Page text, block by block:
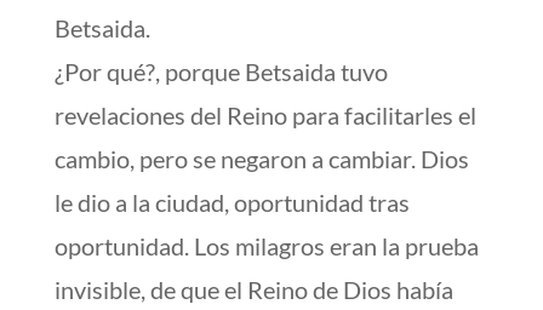
Betsaida.
¿Por qué?, porque Betsaida tuvo
revelaciones del Reino para facilitarles el
cambio, pero se negaron a cambiar. Dios
le dio a la ciudad, oportunidad tras
oportunidad. Los milagros eran la prueba
invisible, de que el Reino de Dios había